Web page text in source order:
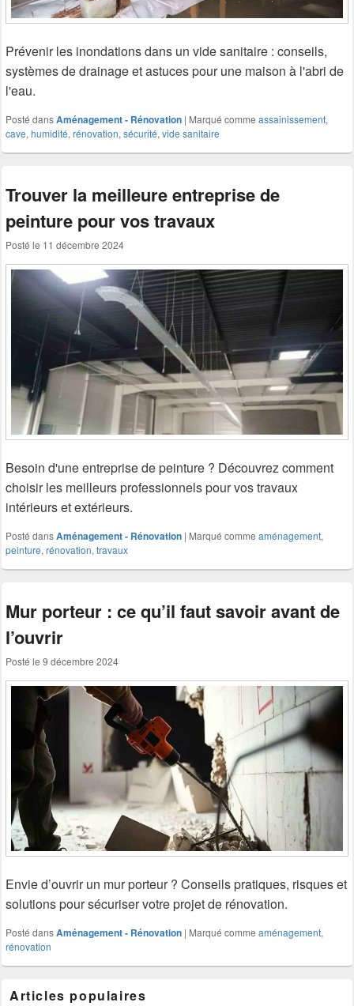
Prévenir les inondations dans un vide sanitaire : conseils,
systèmes de drainage et astuces pour une maison à l'abri de
l'eau.
Posté dansAménagement - Rénovation | Marqué comme assainissement,
cave, humidité, rénovation, sécurité, vide sanitaire
Trouver la meilleure entreprise de
peinture pour vos travaux
Posté le 11 décembre 2024
Besoin d'une entreprise de peinture ? Découvrez comment
choisir les meilleurs professionnels pour vos travaux
intérieurs et extérieurs.
Posté dansAménagement - Rénovation | Marqué comme aménagement,
peinture, rénovation, travaux
Mur porteur : ce qu’il faut savoir avant de
l’ouvrir
Posté le 9 décembre 2024
Envie d’ouvrir un mur porteur ? Conseils pratiques, risques et
solutions pour sécuriser votre projet de rénovation.
Posté dansAménagement - Rénovation | Marqué comme aménagement,
rénovation
Articles populaires